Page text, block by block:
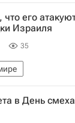
что его
Израиля
35
в День